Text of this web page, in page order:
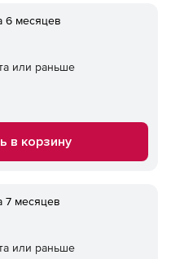
6 месяцев
или раньше
в корзину
7 месяцев
или раньше